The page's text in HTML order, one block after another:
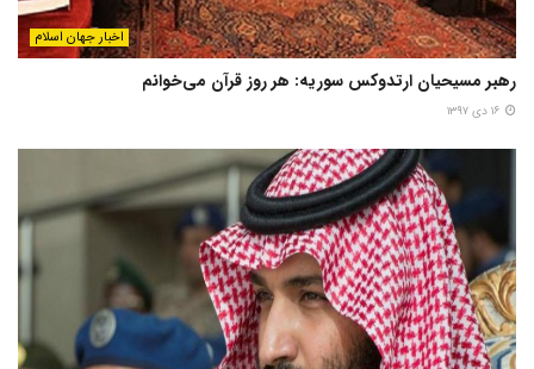
اخبار جهان اسلام
رهبر مسیحیان ارتدوکس سوریه: هر روز قرآن می‌خوانم